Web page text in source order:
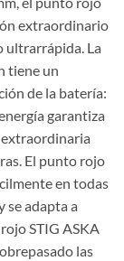
extraordinario
ultrarrápida. La
tiene un
de la batería:
garantiza
El punto rojo
en todas
se adapta a
STIG ASKA
las